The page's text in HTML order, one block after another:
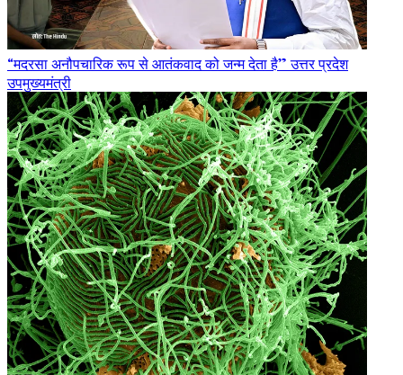
“मदरसा अनौपचारिक रूप से आतंकवाद को जन्म देता है” उत्तर प्रदेश
उपमुख्यमंत्री